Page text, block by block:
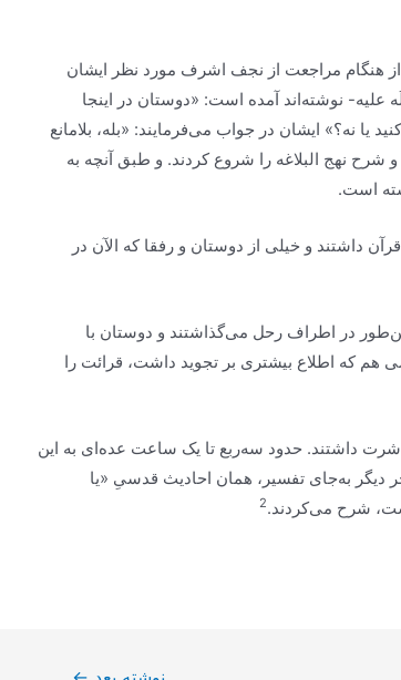
هنگام مراجعت از نجف اشرف مورد نظر ایشان
نوشته‌اند آمده است: «دوستان در اینجا
نه؟» ایشان در جواب می‌فرمایند: «بله، بلامانع
و شرح نهج البلاغه را شروع کردند. و طبق آنچه به
است.
داشتند و خیلی از دوستان و رفقا که الآن در
در اطراف رحل می‌گذاشتند و دوستان با
که اطلاع بیشتری بر تجوید داشت، قرائت را
داشتند. حدود سه‌ربع تا یک ساعت عده‌ای به این
دیگر به‌جای تفسیر، همان احادیث قدسیِ «یا
شرح می‌کردند.2